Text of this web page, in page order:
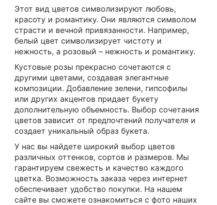
Этот вид цветов символизируют любовь,
красоту и романтику. Они являются символом
страсти и вечной привязанности. Например,
белый цвет символизирует чистоту и
нежность, а розовый – нежность и романтику.
Кустовые розы прекрасно сочетаются с
другими цветами, создавая элегантные
композиции. Добавление зелени, гипсофилы
или других акцентов придает букету
дополнительную объемность. Выбор сочетания
цветов зависит от предпочтений получателя и
создает уникальный образ букета.
У нас вы найдете широкий выбор цветов
различных оттенков, сортов и размеров. Мы
гарантируем свежесть и качество каждого
цветка. Возможность заказа через интернет
обеспечивает удобство покупки. На нашем
сайте вы сможете ознакомиться с фото наших